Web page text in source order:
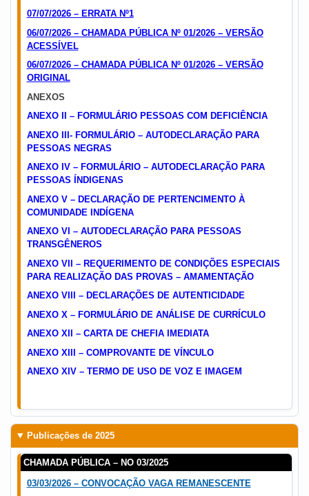
07/07/2026 – ERRATA Nº1
06/07/2026 – CHAMADA PÚBLICA Nº 01/2026 – VERSÃO
ACESSÍVEL
06/07/2026 – CHAMADA PÚBLICA Nº 01/2026 – VERSÃO
ORIGINAL
ANEXOS
ANEXO II – FORMULÁRIO PESSOAS COM DEFICIÊNCIA
ANEXO III- FORMULÁRIO – AUTODECLARAÇÃO PARA
PESSOAS NEGRAS
ANEXO IV – FORMULÁRIO – AUTODECLARAÇÃO PARA
PESSOAS ÍNDIGENAS
ANEXO V – DECLARAÇÃO DE PERTENCIMENTO À
COMUNIDADE INDÍGENA
ANEXO VI – AUTODECLARAÇÃO PARA PESSOAS
TRANSGÊNEROS
ANEXO VII – REQUERIMENTO DE CONDIÇÕES ESPECIAIS
PARA REALIZAÇÃO DAS PROVAS – AMAMENTAÇÃO
ANEXO VIII – DECLARAÇÕES DE AUTENTICIDADE
ANEXO X – FORMULÁRIO DE ANÁLISE DE CURRÍCULO
ANEXO XII – CARTA DE CHEFIA IMEDIATA
ANEXO XIII – COMPROVANTE DE VÍNCULO
ANEXO XIV – TERMO DE USO DE VOZ E IMAGEM
Publicações de 2025
CHAMADA PÚBLICA – NO 03/2025
03/03/2026 – CONVOCAÇÃO VAGA REMANESCENTE